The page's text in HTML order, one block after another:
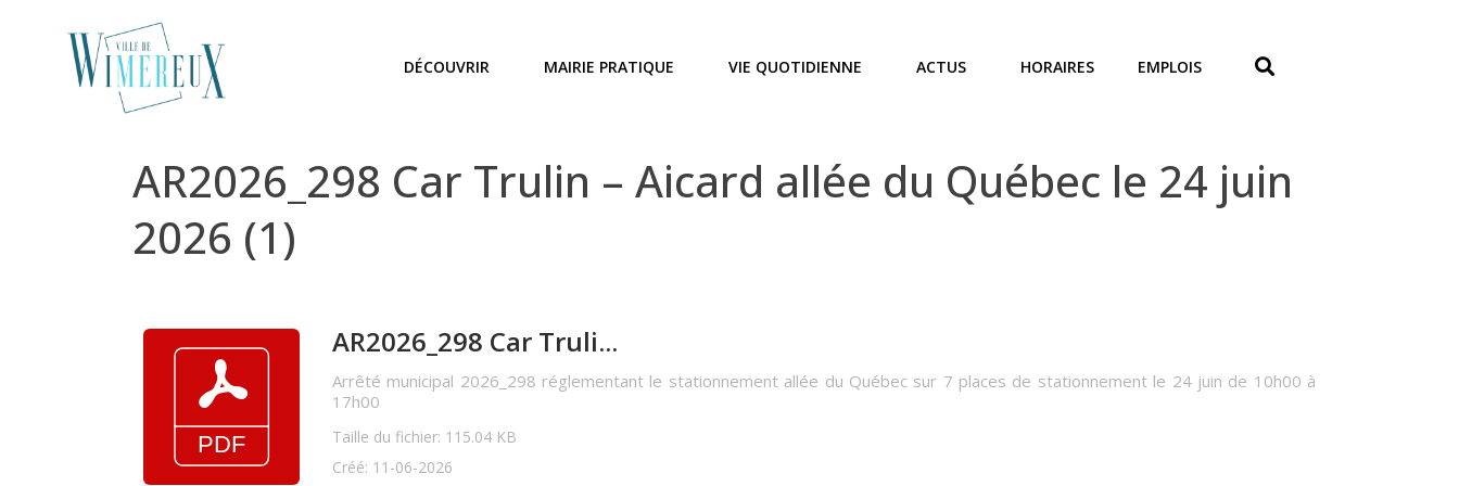
DÉCOUVRIR MAIRIE PRATIQUE VIE QUOTIDIENNE ACTUS HORAIRES EMPLOIS
AR2026_298 Car Trulin – Aicard allée du Québec le 24 juin
2026 (1)
AR2026_298 Car Truli...
Arrêté municipal 2026_298 réglementant le stationnement allée du Québec sur 7 places de stationnement le 24 juin de 10h00 à
17h00
Taille du fichier: 115.04 KB
Créé: 11-06-2026